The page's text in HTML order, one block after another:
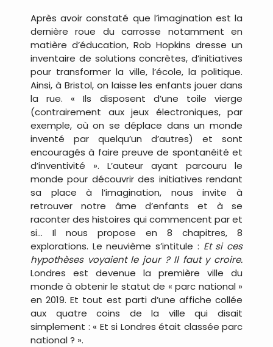
Après avoir constaté que l’imagination est la
dernière roue du carrosse notamment en
matière d’éducation, Rob Hopkins dresse un
inventaire de solutions concrètes, d’initiatives
pour transformer la ville, l’école, la politique.
Ainsi, à Bristol, on laisse les enfants jouer dans
la rue. « Ils disposent d’une toile vierge
(contrairement aux jeux électroniques, par
exemple, où on se déplace dans un monde
inventé par quelqu’un d’autres) et sont
encouragés à faire preuve de spontanéité et
d’inventivité ». L’auteur ayant parcouru le
monde pour découvrir des initiatives rendant
sa place à l’imagination, nous invite à
retrouver notre âme d’enfants et à se
raconter des histoires qui commencent par et
si… Il nous propose en 8 chapitres, 8
explorations. Le neuvième s’intitule : Et si ces
hypothèses voyaient le jour ? Il faut y croire.
Londres est devenue la première ville du
monde à obtenir le statut de « parc national »
en 2019. Et tout est parti d’une affiche collée
aux quatre coins de la ville qui disait
simplement : « Et si Londres était classée parc
national ? ».